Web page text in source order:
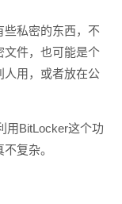
些私密的东西，不
文件，也可能是个
人用，或者放在公
用BitLocker这个功
复杂。